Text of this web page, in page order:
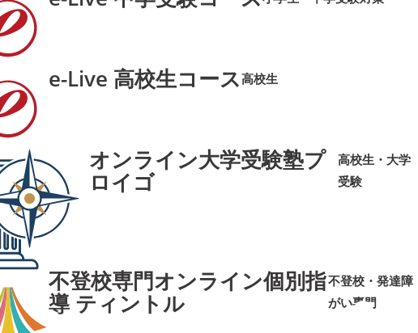
e-Live 高校生コース高校生
オンライン大学受験塾プ
ロイゴ
高校生・大学
受験
不登校専門オンライン個別指
導 ティントル
不登校・発達障
がい専門